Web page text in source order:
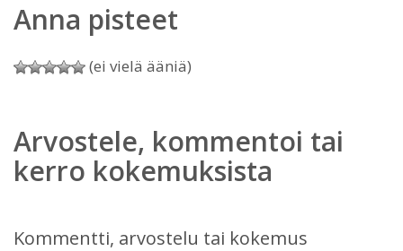
Anna pisteet
(ei vielä ääniä)
Arvostele, kommentoi tai
kerro kokemuksista
Kommentti, arvostelu tai kokemus